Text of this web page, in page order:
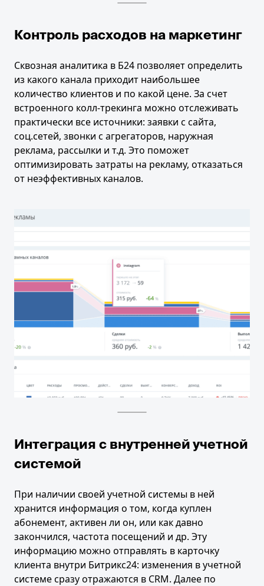
Контроль расходов на маркетинг
Сквозная аналитика в Б24 позволяет определить
из какого канала приходит наибольшее
количество клиентов и по какой цене. За счет
встроенного колл-трекинга можно отслеживать
практически все источники: заявки с сайта,
соц.сетей, звонки с агрегаторов, наружная
реклама, рассылки и т.д. Это поможет
оптимизировать затраты на рекламу, отказаться
от неэффективных каналов.
Интеграция с внутренней учетной
системой
При наличии своей учетной системы в ней
хранится информация о том, когда куплен
абонемент, активен ли он, или как давно
закончился, частота посещений и др. Эту
информацию можно отправлять в карточку
клиента внутри Битрикс24: изменения в учетной
системе сразу отражаются в CRM. Далее по